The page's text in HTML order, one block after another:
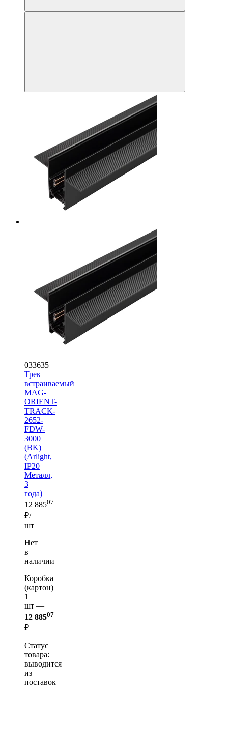
033635
Трек
встраиваемый
MAG-
ORIENT-
TRACK-
2652-
FDW-
3000
(BK)
(Arlight,
IP20
Металл,
3
года)
12 88507
₽/
шт
Нет
в
наличии
Коробка
(картон)
1
шт —
12 88507
₽
Статус
товара:
выводится
из
поставок